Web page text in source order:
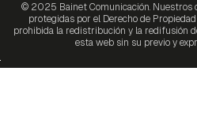
© 2025 Bainet Comunicación. Nuestros
protegidas por el Derecho de
prohibida la redistribución y la redifusión
esta web sin su previo y